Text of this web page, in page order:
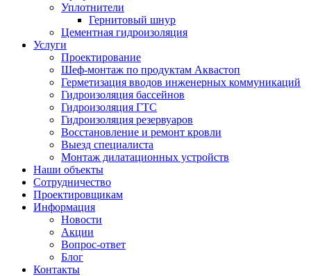
Уплотнители
Гернитовый шнур
Цементная гидроизоляция
Услуги
Проектирование
Шеф-монтаж по продуктам Аквастоп
Герметизация вводов инженерных коммуникаций
Гидроизоляция бассейнов
Гидроизоляция ГТС
Гидроизоляция резервуаров
Восстановление и ремонт кровли
Выезд специалиста
Монтаж дилатационных устройств
Наши объекты
Сотрудничество
Проектировщикам
Информация
Новости
Акции
Вопрос-ответ
Блог
Контакты